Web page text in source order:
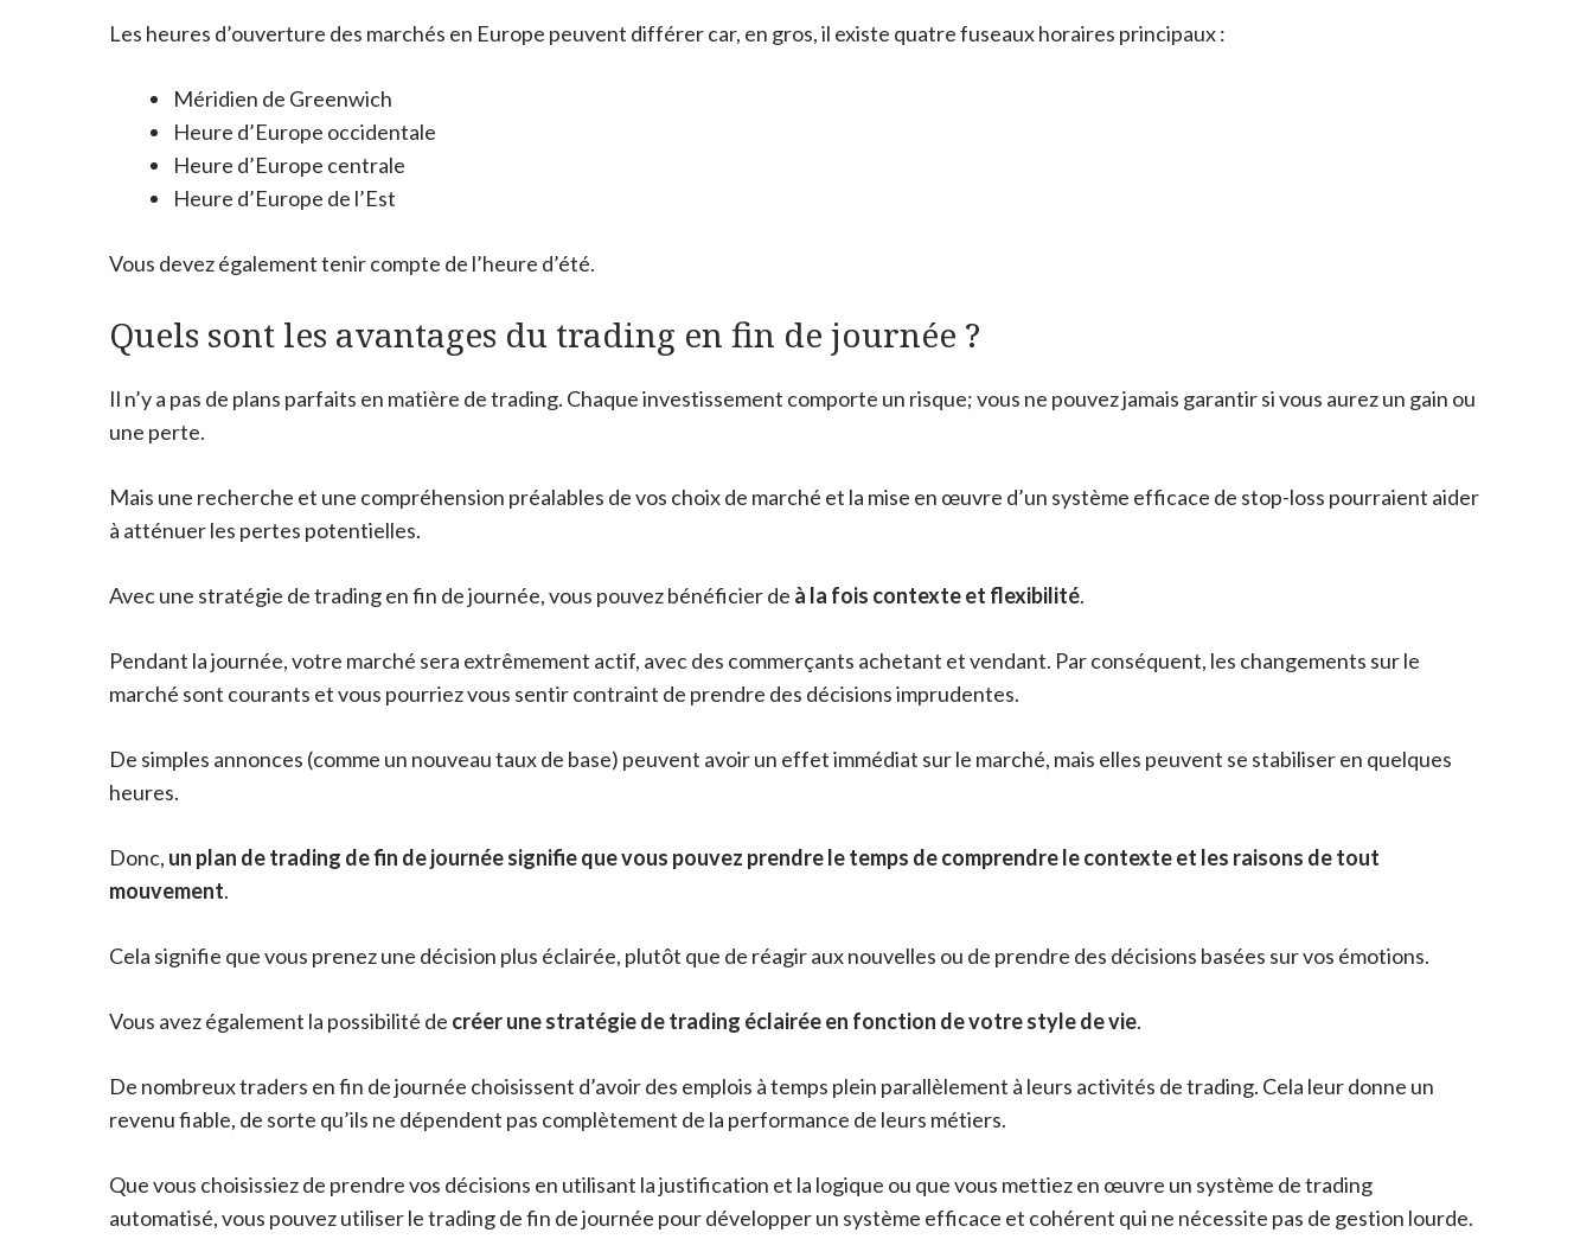
Les heures d’ouverture des marchés en Europe peuvent différer car, en gros, il existe quatre fuseaux horaires principaux :
Méridien de Greenwich
Heure d’Europe occidentale
Heure d’Europe centrale
Heure d’Europe de l’Est
Vous devez également tenir compte de l’heure d’été.
Quels sont les avantages du trading en fin de journée ?
Il n’y a pas de plans parfaits en matière de trading. Chaque investissement comporte un risque; vous ne pouvez jamais garantir si vous aurez un gain ou
une perte.
Mais une recherche et une compréhension préalables de vos choix de marché et la mise en œuvre d’un système efficace de stop-loss pourraient aider
à atténuer les pertes potentielles.
Avec une stratégie de trading en fin de journée, vous pouvez bénéficier de à la fois contexte et flexibilité.
Pendant la journée, votre marché sera extrêmement actif, avec des commerçants achetant et vendant. Par conséquent, les changements sur le
marché sont courants et vous pourriez vous sentir contraint de prendre des décisions imprudentes.
De simples annonces (comme un nouveau taux de base) peuvent avoir un effet immédiat sur le marché, mais elles peuvent se stabiliser en quelques
heures.
Donc, un plan de trading de fin de journée signifie que vous pouvez prendre le temps de comprendre le contexte et les raisons de tout
mouvement.
Cela signifie que vous prenez une décision plus éclairée, plutôt que de réagir aux nouvelles ou de prendre des décisions basées sur vos émotions.
Vous avez également la possibilité de créer une stratégie de trading éclairée en fonction de votre style de vie.
De nombreux traders en fin de journée choisissent d’avoir des emplois à temps plein parallèlement à leurs activités de trading. Cela leur donne un
revenu fiable, de sorte qu’ils ne dépendent pas complètement de la performance de leurs métiers.
Que vous choisissiez de prendre vos décisions en utilisant la justification et la logique ou que vous mettiez en œuvre un système de trading
automatisé, vous pouvez utiliser le trading de fin de journée pour développer un système efficace et cohérent qui ne nécessite pas de gestion lourde.